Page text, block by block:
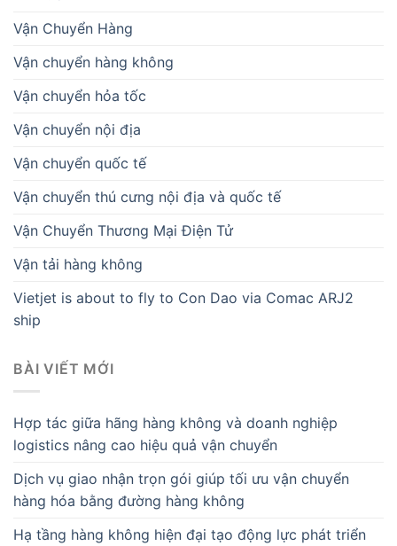
Vận Chuyển Hàng
Vận chuyển hàng không
Vận chuyển hỏa tốc
Vận chuyển nội địa
Vận chuyển quốc tế
Vận chuyển thú cưng nội địa và quốc tế
Vận Chuyển Thương Mại Điện Tử
Vận tải hàng không
Vietjet is about to fly to Con Dao via Comac ARJ2
ship
BÀI VIẾT MỚI
Hợp tác giữa hãng hàng không và doanh nghiệp
logistics nâng cao hiệu quả vận chuyển
Dịch vụ giao nhận trọn gói giúp tối ưu vận chuyển
hàng hóa bằng đường hàng không
Hạ tầng hàng không hiện đại tạo động lực phát triển